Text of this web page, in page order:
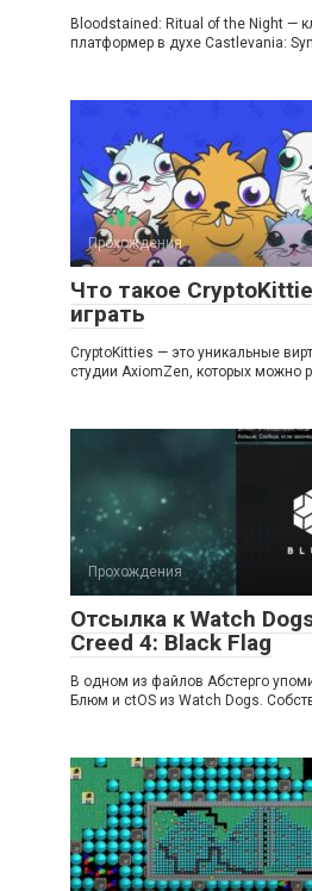
Bloodstained: Ritual of the Night —
платформер в духе Castlevania:
Прохождения
Что такое
играть
CryptoKitties — это уникальные
студии AxiomZen, которых можно
Прохождения
Отсылка к Watch
Creed 4: Black Flag
В одном из файлов Абстерго
Блюм и ctOS из Watch Dogs.